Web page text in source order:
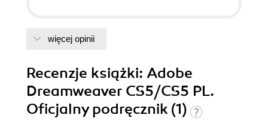
więcej opinii
Recenzje książki: Adobe
Dreamweaver CS5/CS5 PL.
Oficjalny podręcznik (1)